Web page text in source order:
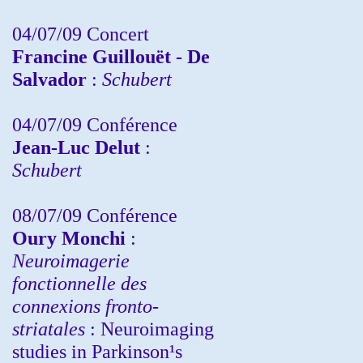
04/07/09 Concert
Francine Guillouët - De
Salvador : Schubert
04/07/09 Conférence
Jean-Luc Delut :
Schubert
08/07/09 Conférence
Oury Monchi :
Neuroimagerie
fonctionnelle des
connexions fronto-
striatales : Neuroimaging
studies in Parkinson¹s